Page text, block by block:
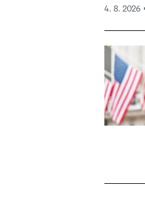
4. 8. 2026